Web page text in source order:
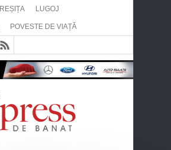
REȘIȚA LUGOJ
POVESTE DE VIAȚĂ